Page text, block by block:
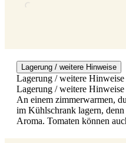
Lagerung / weitere Hinweise
Lagerung / weitere Hinweise
Lagerung / weitere Hinweise
An einem zimmerwarmen,
im Kühlschrank lagern,
Aroma. Tomaten können